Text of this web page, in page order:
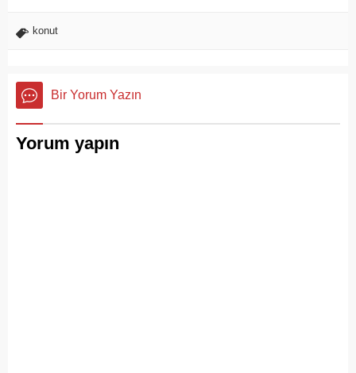
konut
Bir Yorum Yazın
Yorum yapın